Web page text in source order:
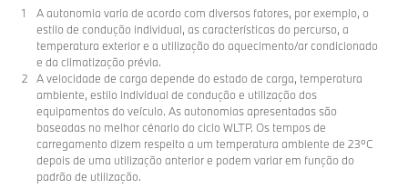
A autonomia varia de acordo com diversos fatores, por exemplo, o
estilo de condução individual, as características do percurso, a
temperatura exterior e a utilização do aquecimento/ar condicionado
e da climatização prévia.
A velocidade de carga depende do estado de carga, temperatura
ambiente, estilo individual de condução e utilização dos
equipamentos do veículo. As autonomias apresentadas são
baseadas no melhor cénario do ciclo WLTP. Os tempos de
carregamento dizem respeito a um temperatura ambiente de 23ºC
depois de uma utilização anterior e podem variar em função do
padrão de utilização.